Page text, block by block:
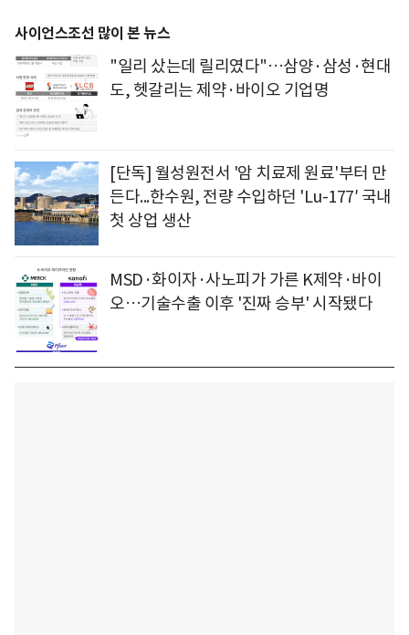
사이언스조선 많이 본 뉴스
"일리 샀는데 릴리였다"…삼양·삼성·현대
도, 헷갈리는 제약·바이오 기업명
[단독] 월성원전서 '암 치료제 원료'부터 만
든다...한수원, 전량 수입하던 'Lu-177′ 국내
첫 상업 생산
MSD·화이자·사노피가 가른 K제약·바이
오…기술수출 이후 '진짜 승부' 시작됐다